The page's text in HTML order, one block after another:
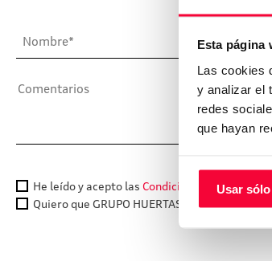
Esta página
Las cookies
y analizar el
redes
que hayan
Usar
He leído y acepto las Condiciones legales y la
Quiero que GRUPO HUERTAS me informe